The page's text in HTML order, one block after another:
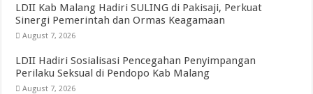
LDII Kab Malang Hadiri SULING di Pakisaji, Perkuat
Sinergi Pemerintah dan Ormas Keagamaan
August 7, 2026
LDII Hadiri Sosialisasi Pencegahan Penyimpangan
Perilaku Seksual di Pendopo Kab Malang
August 7, 2026